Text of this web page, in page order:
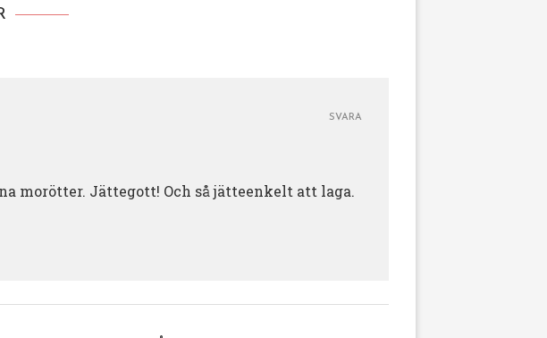
morötter. Jättegott! Och så jätteenkelt att laga.
SVARA